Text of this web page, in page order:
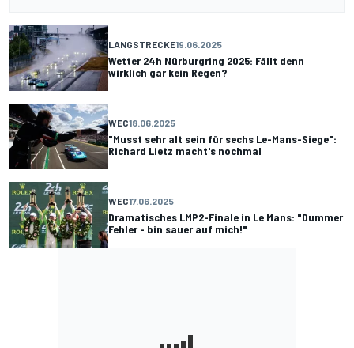
LANGSTRECKE19.06.2025
Wetter 24h Nürburgring 2025: Fällt denn
wirklich gar kein Regen?
WEC18.06.2025
"Musst sehr alt sein für sechs Le-Mans-Siege":
Richard Lietz macht's nochmal
WEC17.06.2025
Dramatisches LMP2-Finale in Le Mans: "Dummer
Fehler - bin sauer auf mich!"